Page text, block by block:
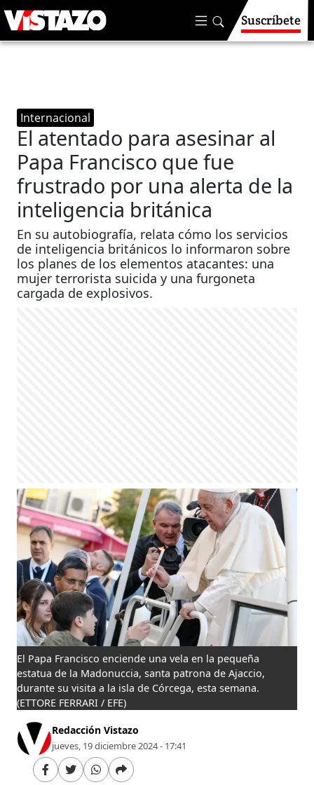
Suscríbete
Internacional
El atentado para asesinar al
Papa Francisco que fue
frustrado por una alerta de la
inteligencia británica
En su autobiografía, relata cómo los servicios
de inteligencia británicos lo informaron sobre
los planes de los elementos atacantes: una
mujer terrorista suicida y una furgoneta
cargada de explosivos.
El Papa Francisco enciende una vela en la pequeña
estatua de la Madonuccia, santa patrona de Ajaccio,
durante su visita a la isla de Córcega, esta semana.
(ETTORE FERRARI / EFE)
Redacción Vistazo
jueves, 19 diciembre 2024 - 17:41